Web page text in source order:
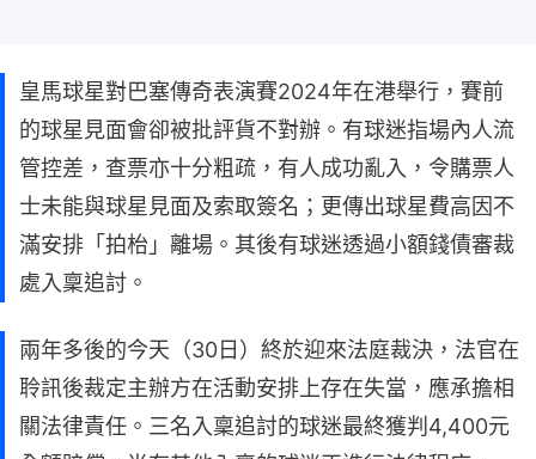
皇馬球星對巴塞傳奇表演賽2024年在港舉行，賽前
的球星見面會卻被批評貨不對辦。有球迷指場內人流
管控差，查票亦十分粗疏，有人成功亂入，令購票人
士未能與球星見面及索取簽名；更傳出球星費高因不
滿安排「拍枱」離場。其後有球迷透過小額錢債審裁
處入稟追討。
兩年多後的今天（30日）終於迎來法庭裁決，法官在
聆訊後裁定主辦方在活動安排上存在失當，應承擔相
關法律責任。三名入稟追討的球迷最終獲判4,400元